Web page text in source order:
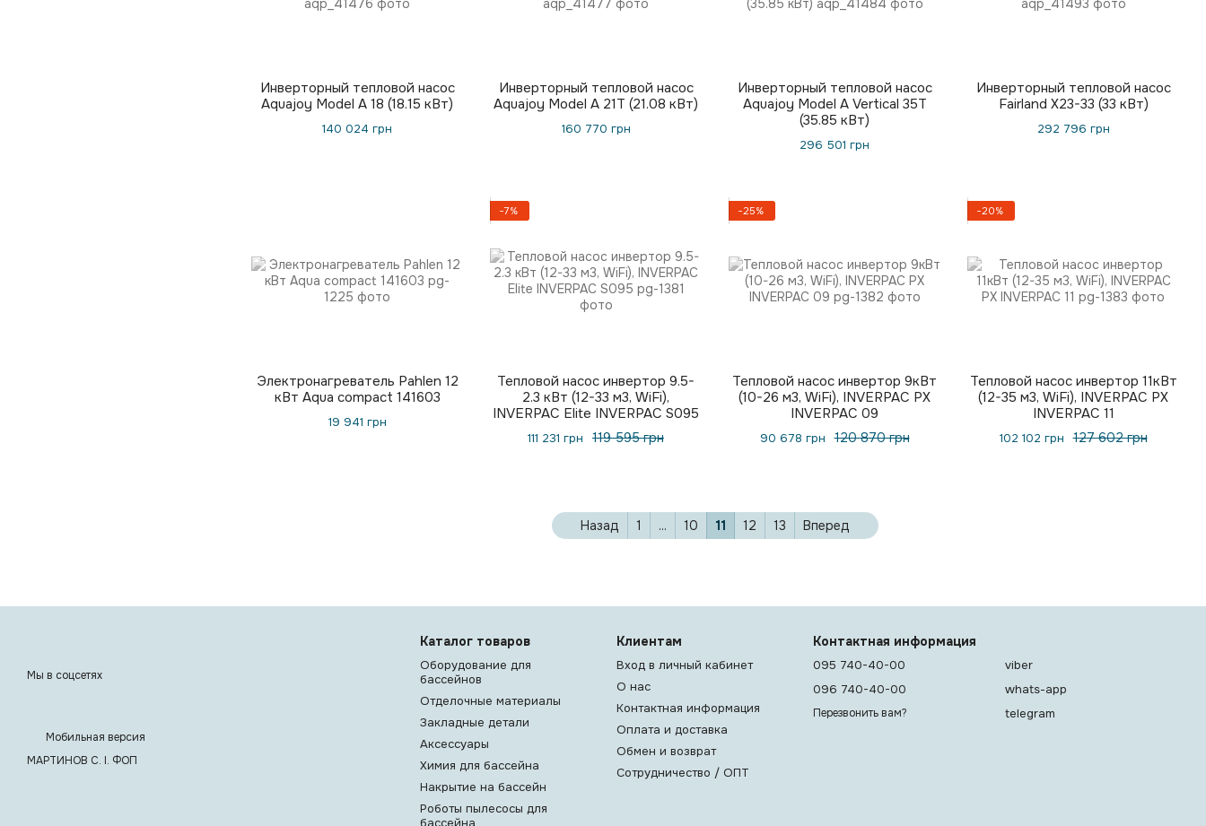
Инверторный тепловой насос
Aquajoy Model A 18 (18.15 кВт)
140 024 грн
Инверторный тепловой насос
Aquajoy Model A 21T (21.08 кВт)
160 770 грн
Инверторный тепловой насос
Aquajoy Model A Vertical 35T
(35.85 кВт)
296 501 грн
Инверторный тепловой насос
Fairland X23-33 (33 кВт)
292 796 грн
Электронагреватель Pahlen 12
кВт Aqua compact 141603
19 941 грн
−7%
Тепловой насос инвертор 9.5-
2.3 кВт (12-33 м3, WiFi),
INVERPAC Elite INVERPAC S095
119 595 грн
111 231 грн
−25%
Тепловой насос инвертор 9кВт
(10-26 м3, WiFi), INVERPAC PX
INVERPAC 09
120 870 грн
90 678 грн
−20%
Тепловой насос инвертор 11кВт
(12-35 м3, WiFi), INVERPAC PX
INVERPAC 11
127 602 грн
102 102 грн
Назад 1 ... 10 11 12 13 Вперед
Мы в соцсетях
Мобильная версия
МАРТИНОВ С. I. ФОП
Каталог товаров
Оборудование для
бассейнов
Отделочные материалы
Закладные детали
Аксессуары
Химия для бассейна
Накрытие на бассейн
Роботы пылесосы для
бассейна
Клиентам
Вход в личный кабинет
О нас
Контактная информация
Оплата и доставка
Обмен и возврат
Сотрудничество / ОПТ
Контактная информация
095 740-40-00
096 740-40-00
Перезвонить вам?
viber
whats-app
telegram